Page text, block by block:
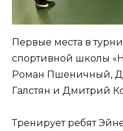
Первые места в
спортивной школы
Роман Пшеничный,
Галстян и Дмитрий
Тренирует ребят